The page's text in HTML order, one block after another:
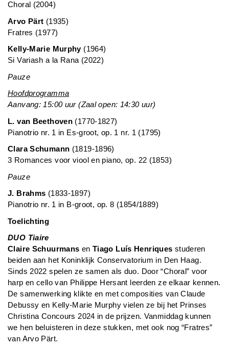
Choral (2004)
Arvo Pärt (1935)
Fratres (1977)
Kelly-Marie Murphy(1964)
Si Variash a la Rana (2022)
Pauze
Hoofdprogramma
Aanvang: 15:00 uur (Zaal open: 14:30 uur)
L. van Beethoven (1770-1827)
Pianotrio nr. 1 in Es-groot, op. 1 nr. 1 (1795)
Clara Schumann (1819-1896)
3 Romances voor viool en piano, op. 22 (1853)
Pauze
J. Brahms (1833-1897)
Pianotrio nr. 1 in B-groot, op. 8 (1854/1889)
Toelichting
DUO Tiaire
Claire Schuurmans en Tiago Luís Henriques studeren
beiden aan het Koninklijk Conservatorium in Den Haag.
Sinds 2022 spelen ze samen als duo. Door “Choral” voor
harp en cello van Philippe Hersant leerden ze elkaar kennen.
De samenwerking klikte en met composities van Claude
Debussy en Kelly-Marie Murphy vielen ze bij het Prinses
Christina Concours 2024 in de prijzen. Vanmiddag kunnen
we hen beluisteren in deze stukken, met ook nog “Fratres”
van Arvo Pärt.